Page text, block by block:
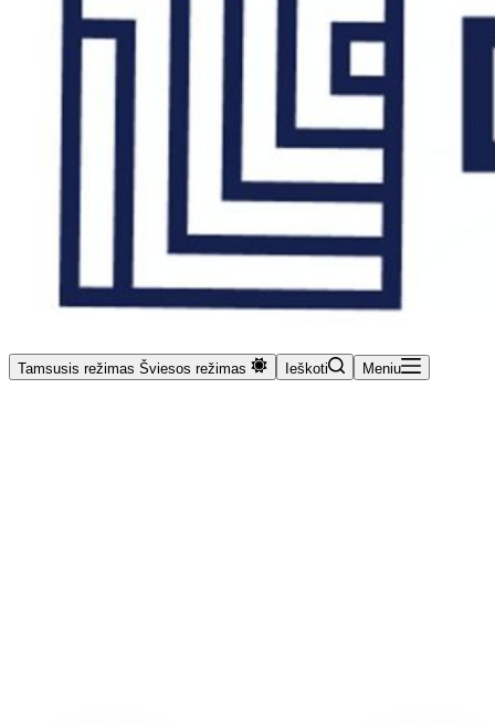
Tamsusis režimas Šviesos režimas Ieškoti Meniu